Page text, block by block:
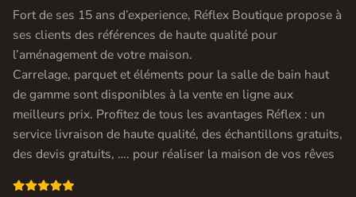
Fort de ses 15 ans d’experience, Réflex Boutique propose à
ses clients des références de haute qualité pour
l’aménagement de votre maison.
Carrelage, parquet et éléments pour la salle de bain haut
de gamme sont disponibles à la vente en ligne aux
meilleurs prix. Profitez de tous les avantages Réflex : un
service livraison de haute qualité, des échantillons gratuits,
des devis gratuits, …. pour réaliser la maison de vos rêves
